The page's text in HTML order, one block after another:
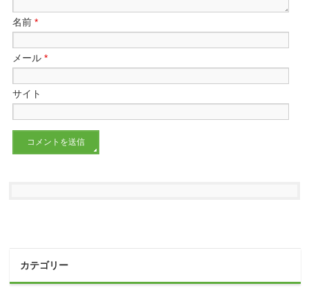
名前*
メール*
サイト
カテゴリー